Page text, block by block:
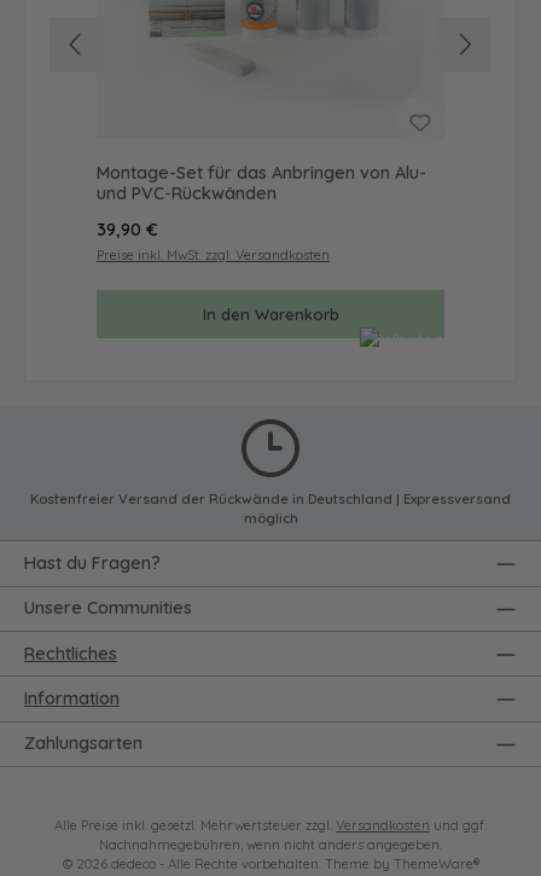
Montage-Set für das Anbringen von Alu-
und PVC-Rückwänden
Regulärer Preis:
39,90 €
Preise inkl. MwSt. zzgl. Versandkosten
In den Warenkorb
Kostenfreier Versand der Rückwände in Deutschland | Expressversand
möglich
Rechtliches
Information
Zahlungsarten
Hast du Fragen?
Unsere Communities
Alle Preise inkl. gesetzl. Mehrwertsteuer zzgl. Versandkosten und ggf.
Nachnahmegebühren, wenn nicht anders angegeben.
© 2026 dedeco - Alle Rechte vorbehalten. Theme by ThemeWare®